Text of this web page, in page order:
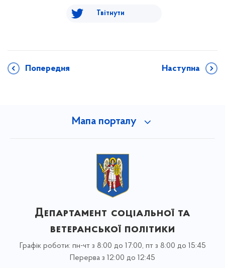
Твітнути
Попередня Наступна
Мапа порталу
Департамент соціальної та
ветеранської політики
Графік роботи: пн-чт з 8:00 до 17:00, пт з 8:00 до 15:45
Перерва з 12:00 до 12:45